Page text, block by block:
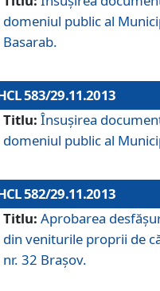
domeniul public al
Basarab.
583/29.11.2013
Titlu: Însuşirea
domeniul public al
582/29.11.2013
Titlu: Aprobarea
din veniturile proprii de
nr. 32 Braşov.